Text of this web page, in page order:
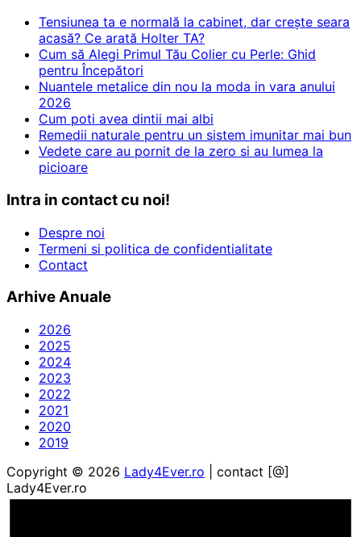
Tensiunea ta e normală la cabinet, dar crește seara
acasă? Ce arată Holter TA?
Cum să Alegi Primul Tău Colier cu Perle: Ghid
pentru Începători
Nuantele metalice din nou la moda in vara anului
2026
Cum poti avea dintii mai albi
Remedii naturale pentru un sistem imunitar mai bun
Vedete care au pornit de la zero si au lumea la
picioare
Intra in contact cu noi!
Despre noi
Termeni si politica de confidentialitate
Contact
Arhive Anuale
2026
2025
2024
2023
2022
2021
2020
2019
Copyright © 2026 Lady4Ever.ro | contact [@]
Lady4Ever.ro